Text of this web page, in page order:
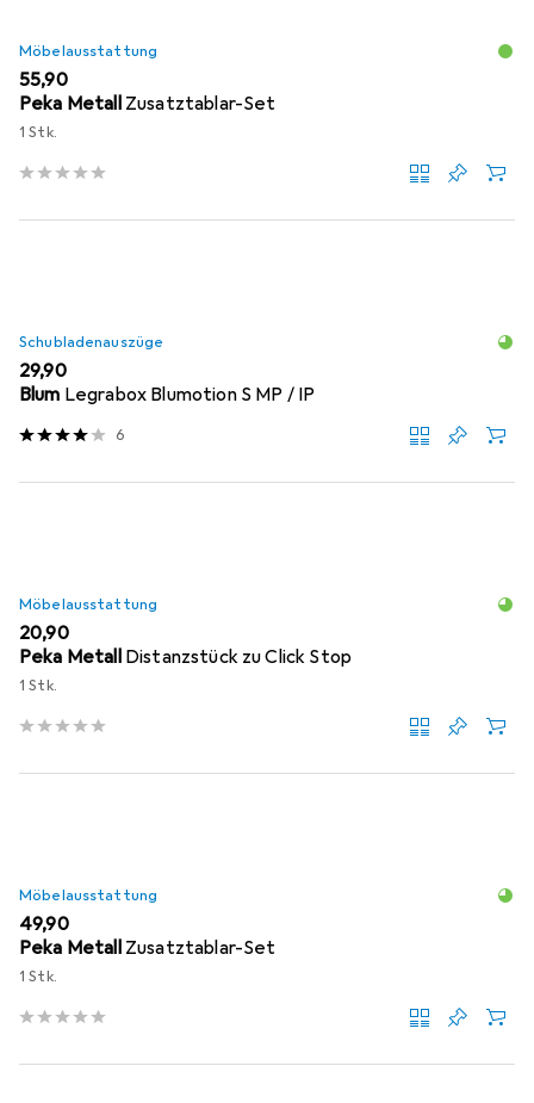
Möbelausstattung
EUR
55,90
Peka Metall Zusatztablar-Set
1 Stk.
Schubladenauszüge
EUR
29,90
Blum Legrabox Blumotion S MP / IP
6
Möbelausstattung
EUR
20,90
Peka Metall Distanzstück zu Click Stop
1 Stk.
Möbelausstattung
EUR
49,90
Peka Metall Zusatztablar-Set
1 Stk.